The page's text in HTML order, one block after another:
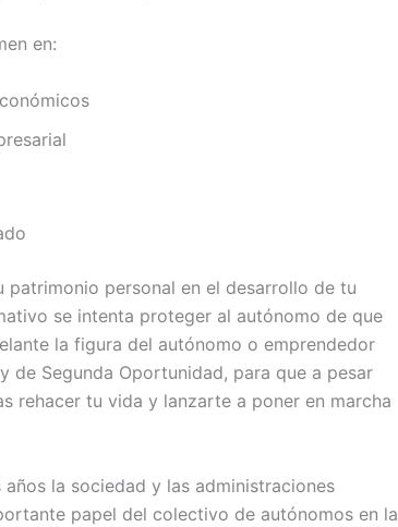
en:
personal en el desarrollo de tu
se intenta proteger al autónomo de que
la figura del autónomo o emprendedor
de Segunda Oportunidad, para que a pesar
rehacer tu vida y lanzarte a poner en marcha
la sociedad y las administraciones
papel del colectivo de autónomos en la